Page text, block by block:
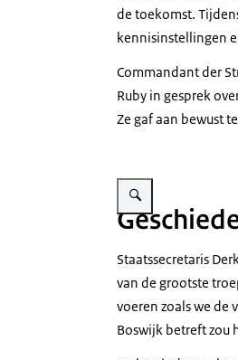
de toekomst.
kennisinstellingen
Commandant der
Ruby in gesprek
Ze gaf aan bewust
Vergroot afbeelding
Staatssecretaris
van de grootste
voeren zoals we de
Boswijk betreft zou